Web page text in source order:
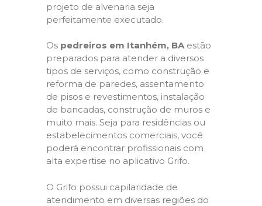
projeto de alvenaria seja
perfeitamente executado.
Os pedreiros em Itanhém, BAestão
preparados para atender a diversos
tipos de serviços, como construção e
reforma de paredes, assentamento
de pisos e revestimentos, instalação
de bancadas, construção de muros e
muito mais. Seja para residências ou
estabelecimentos comerciais, você
poderá encontrar profissionais com
alta expertise no aplicativo Grifo.
O Grifo possui capilaridade de
atendimento em diversas regiões do